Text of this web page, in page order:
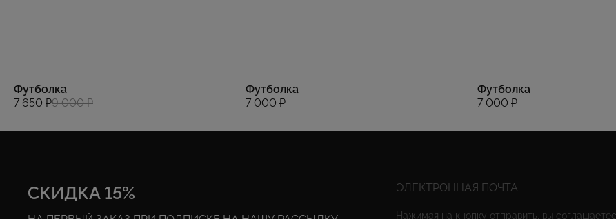
Футболка
7 650 ₽9 000 ₽
Футболка
7 000 ₽
Футболка
7 000 ₽
СКИДКА 15%
Нажимая на кнопку отправить, вы